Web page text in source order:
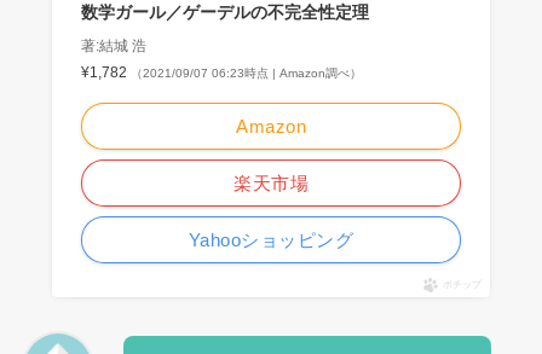
数学ガール／ゲーデルの不完全性定理
著:結城 浩
¥1,782
（2021/09/07 06:23時点 | Amazon調べ）
Amazon
楽天市場
Yahooショッピング
ポチップ